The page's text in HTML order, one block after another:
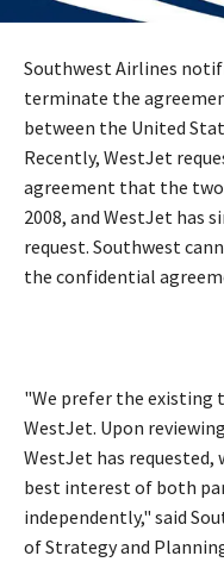
Southwest Airlines
terminate the
between the United
Recently, WestJet
agreement that the two
2008, and WestJet has
request. Southwest
the confidential
"We prefer the existing
WestJet. Upon
WestJet has requested,
best interest of both
independently," said
of Strategy and